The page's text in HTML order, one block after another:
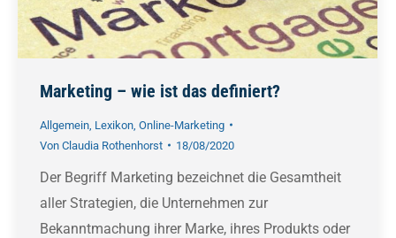
Marketing – wie ist das definiert?
Allgemein Lexikon Online-Marketing
Von Claudia Rothenhorst 18/08/2020
Der Begriff Marketing bezeichnet die Gesamtheit
aller Strategien, die Unternehmen zur
Bekanntmachung ihrer Marke, ihres Produkts oder